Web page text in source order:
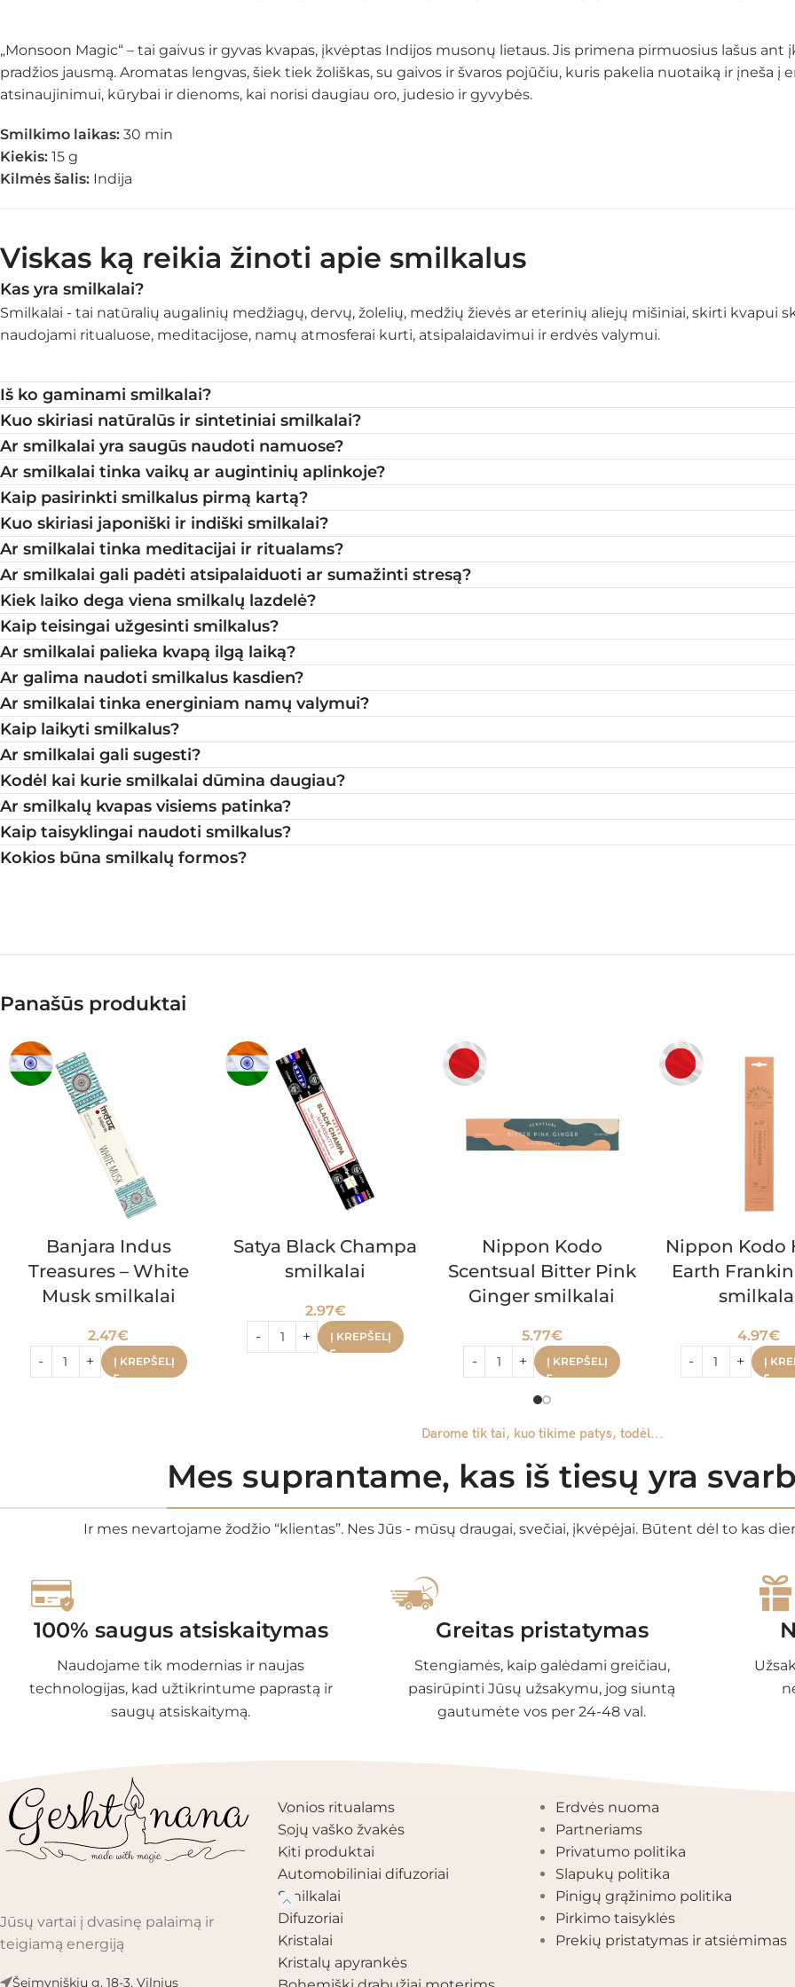
„Monsoon Magic“ – tai gaivus ir gyvas kvapas, įkvėptas Indijos musonų lietaus. Jis primena pirmuosius lašus
pradžios jausmą. Aromatas lengvas, šiek tiek žoliškas, su gaivos ir švaros pojūčiu, kuris pakelia nuotaiką ir įneša į
atsinaujinimui, kūrybai ir dienoms, kai norisi daugiau oro, judesio ir gyvybės.
Smilkimo laikas: 30 min
Kiekis: 15 g
Kilmės šalis: Indija
Viskas ką reikia žinoti apie smilkalus
Kas yra smilkalai?
Smilkalai - tai natūralių augalinių medžiagų, dervų, žolelių, medžių žievės ar eterinių aliejų mišiniai, skirti kvapui
naudojami ritualuose, meditacijose, namų atmosferai kurti, atsipalaidavimui ir erdvės valymui.
Iš ko gaminami smilkalai?
Kuo skiriasi natūralūs ir sintetiniai smilkalai?
Ar smilkalai yra saugūs naudoti namuose?
Ar smilkalai tinka vaikų ar augintinių aplinkoje?
Kaip pasirinkti smilkalus pirmą kartą?
Kuo skiriasi japoniški ir indiški smilkalai?
Ar smilkalai tinka meditacijai ir ritualams?
Ar smilkalai gali padėti atsipalaiduoti ar sumažinti stresą?
Kiek laiko dega viena smilkalų lazdelė?
Kaip teisingai užgesinti smilkalus?
Ar smilkalai palieka kvapą ilgą laiką?
Ar galima naudoti smilkalus kasdien?
Ar smilkalai tinka energiniam namų valymui?
Kaip laikyti smilkalus?
Ar smilkalai gali sugesti?
Kodėl kai kurie smilkalai dūmina daugiau?
Ar smilkalų kvapas visiems patinka?
Kaip taisyklingai naudoti smilkalus?
Kokios būna smilkalų formos?
Panašūs produktai
Banjara Indus
Treasures – White
Musk smilkalai
2.47€
Į KREPŠELĮ
Satya Black Champa
smilkalai
2.97€
Į KREPŠELĮ
Nippon Kodo
Scentsual Bitter Pink
Ginger smilkalai
5.77€
Į KREPŠELĮ
Nippon Kodo
Earth
4.97€
Į
Darome tik tai, kuo tikime patys, todėl...
Mes suprantame, kas iš tiesų yra
Ir mes nevartojame žodžio “klientas”. Nes Jūs - mūsų draugai, svečiai, įkvėpėjai. Būtent dėl to kas
100% saugus atsiskaitymas
Naudojame tik modernias ir naujas
technologijas, kad užtikrintume paprastą ir
saugų atsiskaitymą.
Greitas pristatymas
Stengiamės, kaip galėdami greičiau,
pasirūpinti Jūsų užsakymu, jog siuntą
gautumėte vos per 24-48 val.
Jūsų vartai į dvasinę palaimą ir
teigiamą energiją
Šeimyniškių g. 18-3, Vilnius
PRODUKTŲ KATEGORIJOS
Vonios ritualams
Sojų vaško žvakės
Kiti produktai
Automobiliniai difuzoriai
Smilkalai
Difuzoriai
Kristalai
Kristalų apyrankės
Erdvės nuoma
Partneriams
Privatumo politika
Slapukų politika
Pinigų grąžinimo politika
Pirkimo taisyklės
Prekių pristatymas ir atsiėmimas